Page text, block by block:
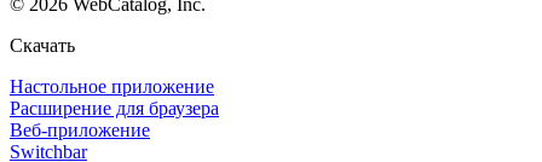
Скачать
Настольное приложение
Расширение для браузера
Веб-приложение
Switchbar